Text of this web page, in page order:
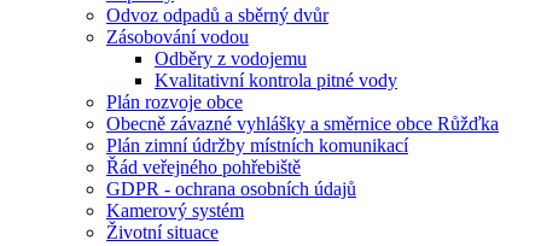
Odvoz odpadů a sběrný dvůr
Zásobování vodou
Odběry z vodojemu
Kvalitativní kontrola pitné vody
Plán rozvoje obce
Obecně závazné vyhlášky a směrnice obce Růžďka
Plán zimní údržby místních komunikací
Řád veřejného pohřebiště
GDPR - ochrana osobních údajů
Kamerový systém
Životní situace